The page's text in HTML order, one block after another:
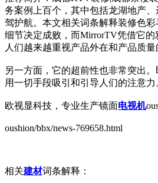
务案例上百个，其中包括龙湖地产
驾护航。本文相关词条解释装修色
细节决定成败，而MirrorTV凭借它
人们越来越重视产品外在和产品质
另一方面，它的超前性也非常突出
用一切手段吸引和引导人们的注意
欧视显科技，专业生产镜面电视机
oushion/bbx/news-769658.html
相关建材词条解释：